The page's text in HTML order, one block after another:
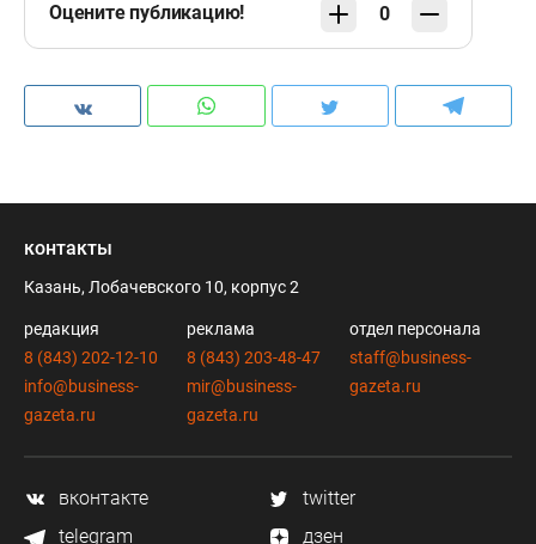
Оцените публикацию! 0
контакты
Казань, Лобачевского 10, корпус 2
редакция
8 (843) 202-12-10
info@business-
gazeta.ru
реклама
8 (843) 203-48-47
mir@business-
gazeta.ru
отдел персонала
staff@business-
gazeta.ru
вконтакте
twitter
telegram
дзен